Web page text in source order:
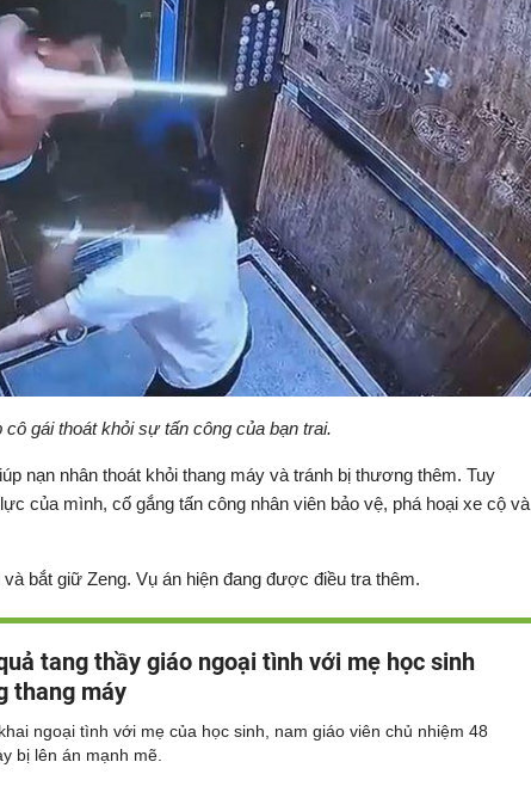
cô gái thoát khỏi sự tấn công của bạn trai.
nạn nhân thoát khỏi thang máy và tránh bị thương thêm. Tuy
của mình, cố gắng tấn công nhân viên bảo vệ, phá hoại xe cộ và
bắt giữ Zeng. Vụ án hiện đang được điều tra thêm.
tang thầy giáo ngoại tình với mẹ học sinh
thang máy
ngoại tình với mẹ của học sinh, nam giáo viên chủ nhiệm 48
bị lên án mạnh mẽ.